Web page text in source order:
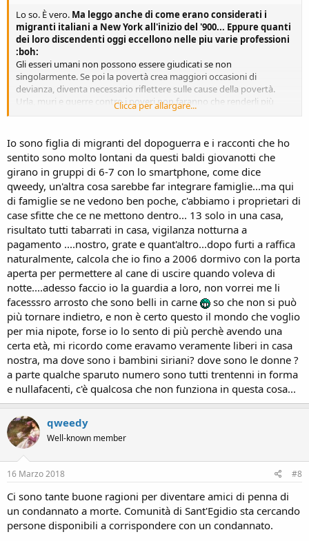
Lo so. È vero. Ma leggo anche di come erano considerati i
migranti italiani a New York all'inizio del '900... Eppure quanti
dei loro discendenti oggi eccellono nelle piu varie professioni
:boh:
Gli esseri umani non possono essere giudicati se non
singolarmente. Se poi la povertà crea maggiori occasioni di
devianza, diventa necessario riflettere sulle cause della povertà.
Urla, muri e guerre contro i poveri non faranno che renderli più
determinati a conquistarsi la loro fetta di oaradiso, e in definitiva a
ed è sempre accaduto così. Non è quello che voglio per i nostri figli.
Insomma, anche se non consideriamo tutto il gigantesco capitolo
dei diritti umani, credo che solo una valutazione di opportunità ci
farebbe vedere oltre le "ricette" che semplificano e ci farebbero
lavorare a fondo sul problema.
Clicca per allargare...
Io sono figlia di migranti del dopoguerra e i racconti che ho
sentito sono molto lontani da questi baldi giovanotti che
girano in gruppi di 6-7 con lo smartphone, come dice
qweedy, un'altra cosa sarebbe far integrare famiglie...ma qui
di famiglie se ne vedono ben poche, c'abbiamo i proprietari di
case sfitte che ce ne mettono dentro... 13 solo in una casa,
risultato tutti tabarrati in casa, vigilanza notturna a
pagamento ....nostro, grate e quant'altro...dopo furti a raffica
naturalmente, calcola che io fino a 2006 dormivo con la porta
aperta per permettere al cane di uscire quando voleva di
notte....adesso faccio io la guardia a loro, non vorrei me li
facesssro arrosto che sono belli in carne
so che non si può
più tornare indietro, e non è certo questo il mondo che voglio
per mia nipote, forse io lo sento di più perchè avendo una
certa età, mi ricordo come eravamo veramente liberi in casa
nostra, ma dove sono i bambini siriani? dove sono le donne ?
a parte qualche sparuto numero sono tutti trentenni in forma
e nullafacenti, c'è qualcosa che non funziona in questa cosa...
qweedy
Well-known member
16 Marzo 2018 #8
Ci sono tante buone ragioni per diventare amici di penna di
un condannato a morte. Comunità di Sant'Egidio sta cercando
persone disponibili a corrispondere con un condannato.